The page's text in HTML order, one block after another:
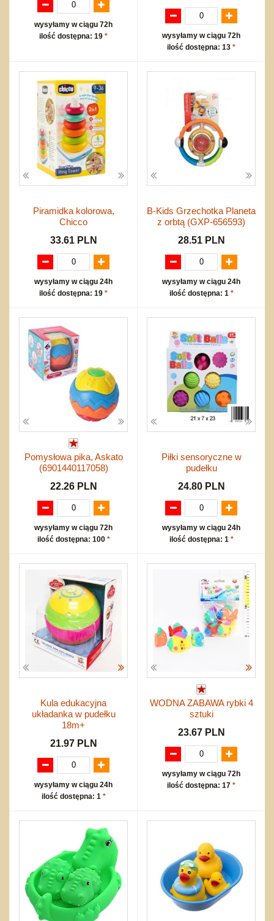
wysyłamy w ciągu 72h
ilość dostępna: 19 *
wysyłamy w ciągu 72h
ilość dostępna: 13 *
Piramidka kolorowa,
Chicco
33.61 PLN
wysyłamy w ciągu 24h
ilość dostępna: 19 *
B-Kids Grzechotka Planeta
z orbtą (GXP-656593)
28.51 PLN
wysyłamy w ciągu 24h
ilość dostępna: 1 *
Pomysłowa pika, Askato
(6901440117058)
22.26 PLN
wysyłamy w ciągu 72h
ilość dostępna: 100 *
Piłki sensoryczne w
pudełku
24.80 PLN
wysyłamy w ciągu 24h
ilość dostępna: 1 *
Kula edukacyjna
układanka w pudełku
18m+
21.97 PLN
wysyłamy w ciągu 24h
ilość dostępna: 1 *
WODNA ZABAWA rybki 4
sztuki
23.67 PLN
wysyłamy w ciągu 72h
ilość dostępna: 17 *